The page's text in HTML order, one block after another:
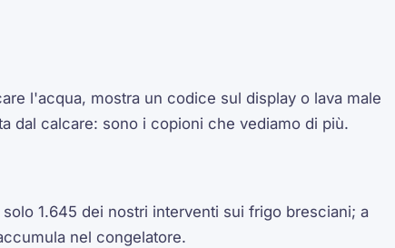
l'acqua, mostra un codice sul display o lava male
dal calcare: sono i copioni che vediamo di più.
1.645 dei nostri interventi sui frigo bresciani; a
nel congelatore.